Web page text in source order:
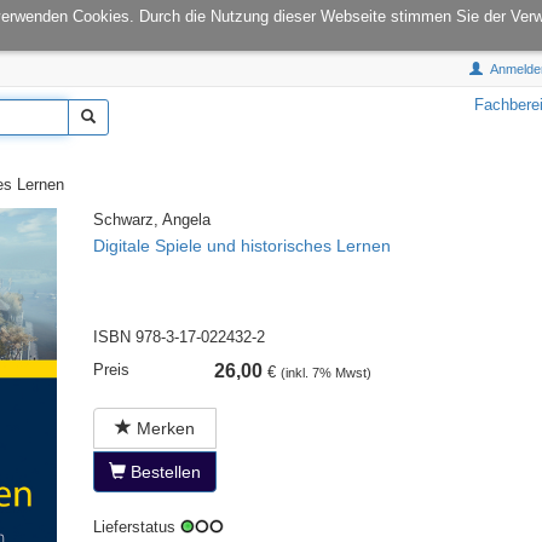
Cookies. Durch die Nutzung dieser Webseite stimmen Sie der
onCampus:S1|03 E-Mail:info@tu-books.de
Lernen
Schwarz, Angela
Digitale Spiele und historisches Lernen
ISBN 978-3-17-022432-2
Preis
26,00€ (inkl. 7% Mwst)
Merken
Bestellen
Lieferstatus